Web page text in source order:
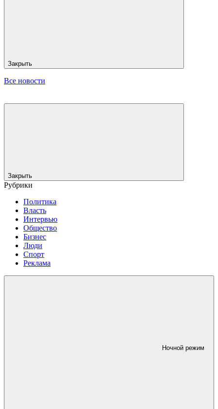
Закрыть
Все новости
Закрыть
Рубрики
Политика
Власть
Интервью
Общество
Бизнес
Люди
Спорт
Реклама
Ночной режим